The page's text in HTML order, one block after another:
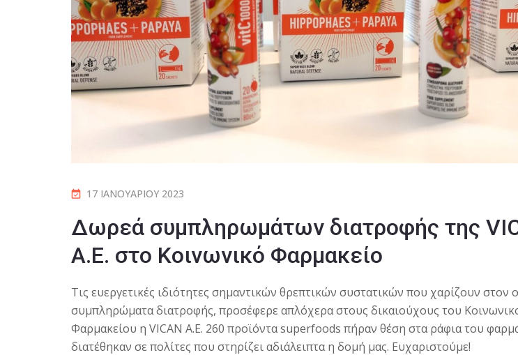
17 ΙΑΝΟΥΑΡΊΟΥ 2023
Δωρεά συμπληρωμάτων διατροφής της
Α.Ε. στο Κοινωνικό Φαρμακείο
Τις ευεργετικές ιδιότητες σημαντικών θρεπτικών συστατικών που χαρίζουν στον
συμπληρώματα διατροφής, προσέφερε απλόχερα στους δικαιούχους του
Φαρμακείου η VICAN Α.Ε. 260 προϊόντα superfoods πήραν θέση στα ράφια του
διατέθηκαν σε πολίτες που στηρίζει αδιάλειπτα η δομή μας. Ευχαριστούμε!